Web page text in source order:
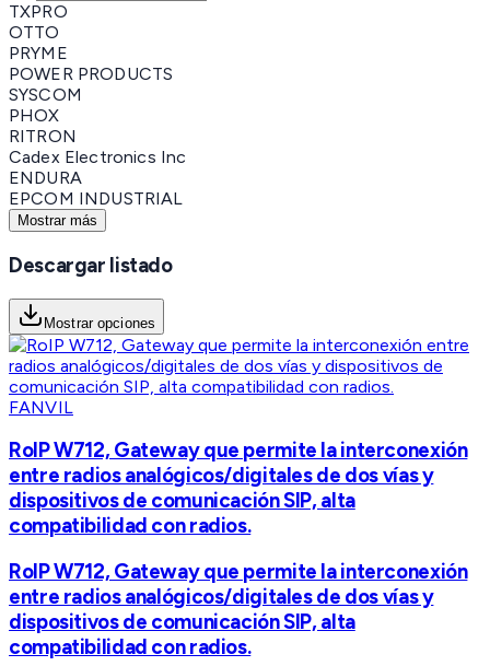
TXPRO
OTTO
PRYME
POWER PRODUCTS
SYSCOM
PHOX
RITRON
Cadex Electronics Inc
ENDURA
EPCOM INDUSTRIAL
Mostrar más
Descargar listado
Mostrar opciones
FANVIL
RoIP W712, Gateway que permite la interconexión
entre radios analógicos/digitales de dos vías y
dispositivos de comunicación SIP, alta
compatibilidad con radios.
RoIP W712, Gateway que permite la interconexión
entre radios analógicos/digitales de dos vías y
dispositivos de comunicación SIP, alta
compatibilidad con radios.